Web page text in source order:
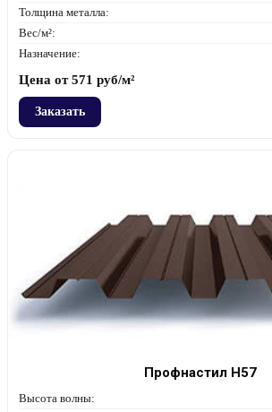
Толщина металла:
Вес/м²:
Назначение:
Цена от571 руб/м²
Заказать
Профнастил Н57
Высота волны: